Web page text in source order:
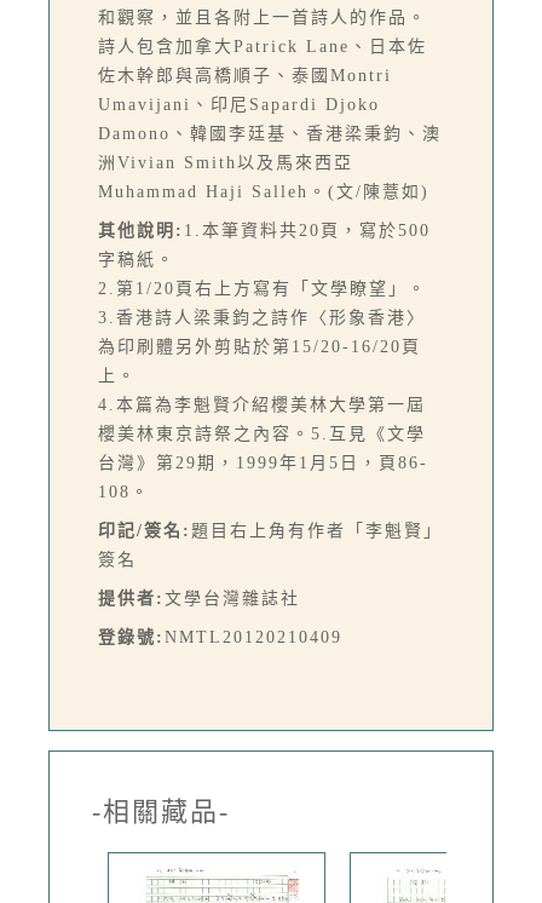
和觀察，並且各附上一首詩人的作品。
詩人包含加拿大Patrick Lane、日本佐
佐木幹郎與高橋順子、泰國Montri
Umavijani、印尼Sapardi Djoko
Damono、韓國李廷基、香港梁秉鈞、澳
洲Vivian Smith以及馬來西亞
Muhammad Haji Salleh。(文/陳薏如)
其他說明: 1.本筆資料共20頁，寫於500
字稿紙。
2.第1/20頁右上方寫有「文學瞭望」。
3.香港詩人梁秉鈞之詩作〈形象香港〉
為印刷體另外剪貼於第15/20-16/20頁
上。
4.本篇為李魁賢介紹櫻美林大學第一屆
櫻美林東京詩祭之內容。5.互見《文學
台灣》第29期，1999年1月5日，頁86-
108。
印記/簽名: 題目右上角有作者「李魁賢」
簽名
提供者: 文學台灣雜誌社
登錄號: NMTL20120210409
-相關藏品-